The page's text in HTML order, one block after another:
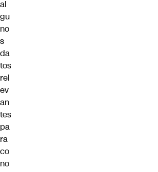
al
gu
no
s
da
tos
rel
ev
an
tes
pa
ra
co
no